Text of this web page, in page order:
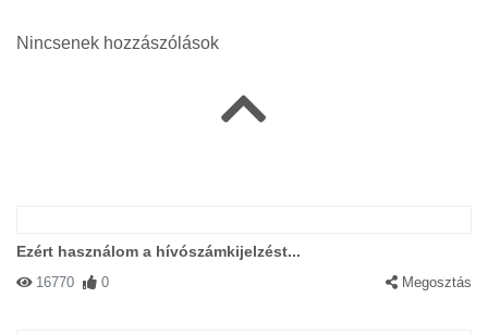
Nincsenek hozzászólások
Ezért használom a hívószámkijelzést...
16770 0 Megosztás